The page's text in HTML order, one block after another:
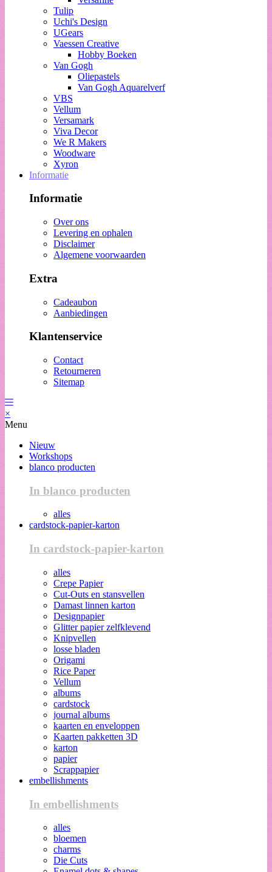
Tulip
Uchi's Design
UGears
Vaessen Creative
Hobby Boeken
Van Gogh
Oliepastels
Van Gogh Aquarelverf
VBS
Vellum
Versamark
Viva Decor
We R Makers
Woodware
Xyron
Informatie
Informatie
Over ons
Levering en ophalen
Disclaimer
Algemene voorwaarden
Extra
Cadeaubon
Aanbiedingen
Klantenservice
Contact
Retourneren
Sitemap
×
Menu
Nieuw
Workshops
blanco producten
In blanco producten
alles
cardstock-papier-karton
In cardstock-papier-karton
alles
Crepe Papier
Cut-Outs en stansvellen
Damast linnen karton
Designpapier
Glitter papier zelfklevend
Knipvellen
losse bladen
Origami
Rice Paper
Vellum
albums
cardstock
journal albums
kaarten en enveloppen
Kaarten pakketten 3D
karton
papier
Scrappapier
embellishments
In embellishments
alles
bloemen
charms
Die Cuts